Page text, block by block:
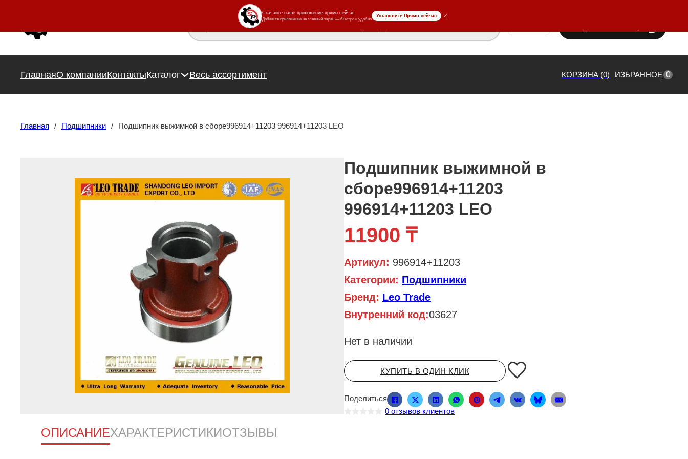
Поиск товаров
ГлавнаяО компанииКонтактыКаталог Весь ассортимент КОРЗИНА (0) ИЗБРАННОЕ 0
Главная / Подшипники / Подшипник выжимной в сборе996914+11203 996914+11203 LEO
Подшипник выжимной в
сборе996914+11203
996914+11203 LEO
11900 ₸
Артикул: 996914+11203
Категории: Подшипники
Бренд: Leo Trade
Внутренний код:03627
Нет в наличии
КУПИТЬ В ОДИН КЛИК
Поделиться
0 отзывов клиентов
ОПИСАНИЕХАРАКТЕРИСТИКИОТЗЫВЫ